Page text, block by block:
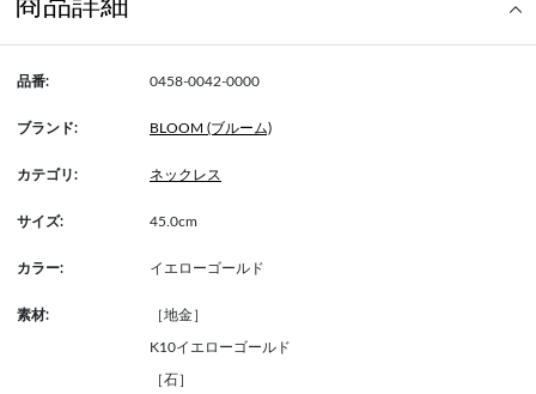
商品詳細
品番: 0458-0042-0000
ブランド: BLOOM (ブルーム)
カテゴリ: ネックレス
サイズ: 45.0cm
カラー: イエローゴールド
素材: ［地金］
K10イエローゴールド
［石］